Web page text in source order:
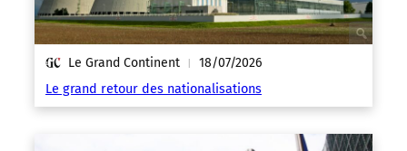
Le Grand Continent | 18/07/2026
Le grand retour des nationalisations